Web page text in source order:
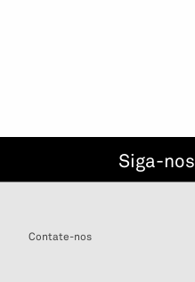
Siga-nos
Contate-nos